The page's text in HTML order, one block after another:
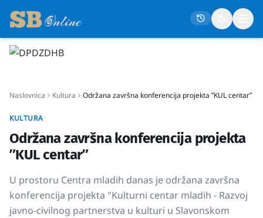
Društvo
Politika
Gospodarstvo
Život
Crna kronika
Sport
Naslovnica Kultura Održana završna konferencija projekta ʺKUL centarʺ
KULTURA
Održana završna konferencija projekta
ʺKUL centarʺ
U prostoru Centra mladih danas je održana završna
konferencija projekta "Kulturni centar mladih - Razvoj
javno-civilnog partnerstva u kulturi u Slavonskom